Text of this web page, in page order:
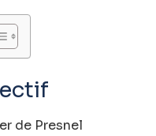
de Presnel